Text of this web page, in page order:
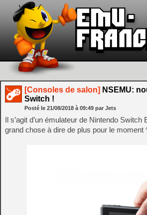
[Consoles de salon] NSEMU:
Switch !
Posté le 21/08/2018 à 09:49 par Jets
Il s’agit d’un émulateur de Nintendo Switch
grand chose à dire de plus pour le moment